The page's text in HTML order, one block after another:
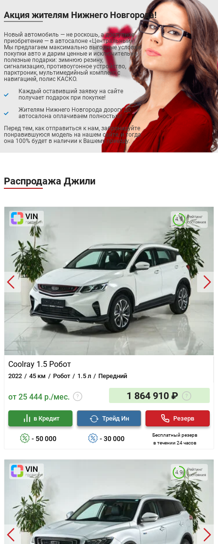
Акция жителям Нижнего Новгорода!
Новый автомобиль — не роскошь, а доступное
приобретение — в автосалоне «Центральный»!
Мы предлагаем максимально выгодные условия
покупки авто и дарим ценные и исключительно
полезные подарки: зимнюю резину,
сигнализацию, противоугонное устройство,
парктроник, мультимедийный комплекс с
навигацией, полис КАСКО.
Каждый оставивший заявку на сайте
получает подарок при покупке!
Жителям Нижнего Новгорода дорогу до
автосалона оплачиваем полностью!
Перед тем, как отправиться к нам, забронируйте
понравившуюся модель на нашем сайте, и тогда
она 100% будет в наличии к Вашему приезду.
Распродажа Джили
Coolray 1.5 Робот
2022 45 км Робот 1.5 л Передний
Рейтинг
состояния
4.9
от 25 444 р./мес. 1 864 910 ₽
- 50 000
в Кредит
- 30 000
Трейд Ин
Бесплатный резерв
в течении 24 часов
Резерв
Рейтинг
состояния
4.9